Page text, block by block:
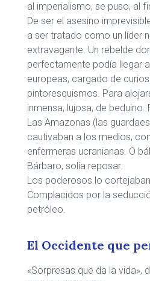
al imperialismo, se puso, al
De ser el asesino
a ser tratado como un líder
extravagante. Un rebelde
perfectamente podía llegar
europeas, cargado de
pintoresquismos. Para
inmensa, lujosa, de beduino.
Las Amazonas (las
cautivaban a los medios,
enfermeras ucranianas. O
Bárbaro, solía reposar.
Los poderosos lo
Complacidos por la
petróleo.
El Occidente que
«Sorpresas que da la vida»,